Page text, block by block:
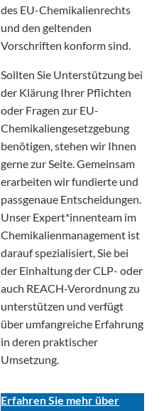
des EU-Chemikalienrechts
und den geltenden
Vorschriften konform sind.
Sollten Sie Unterstützung bei
der Klärung Ihrer Pflichten
oder Fragen zur EU-
Chemikaliengesetzgebung
benötigen, stehen wir Ihnen
gerne zur Seite. Gemeinsam
erarbeiten wir fundierte und
passgenaue Entscheidungen.
Unser Expert*innenteam im
Chemikalienmanagement ist
darauf spezialisiert, Sie bei
der Einhaltung der CLP- oder
auch REACH-Verordnung zu
unterstützen und verfügt
über umfangreiche Erfahrung
in deren praktischer
Umsetzung.
Erfahren Sie mehr über